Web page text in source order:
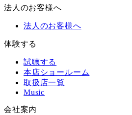
法人のお客様へ
法人のお客様へ
体験する
試聴する
本店ショールーム
取扱店一覧
Music
会社案内